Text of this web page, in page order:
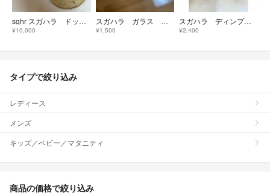
sghr スガハラ ドット ガラス皿 2枚セット 食器 器
¥10,000
スガハラ ガラス ミニ ピッチャー
¥1,500
スガハラ ディンプルグラス ペア
¥2,400
タイプで絞り込み
レディース
メンズ
キッズ／ベビー／マタニティ
商品の価格で絞り込み